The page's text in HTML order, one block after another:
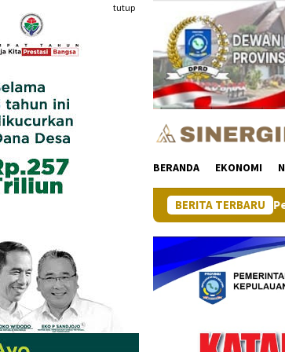
konten
tutup
BERANDA EKONOMI
BERITA TERBARU
Pertumbuhan Ekonomi